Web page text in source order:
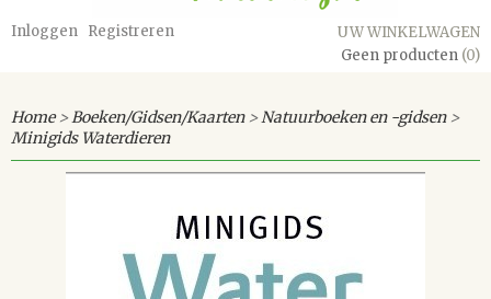
Inloggen Registreren
UW WINKELWAGEN
Geen producten (0)
Home>Boeken/Gidsen/Kaarten>Natuurboeken en -gidsen>
Minigids Waterdieren